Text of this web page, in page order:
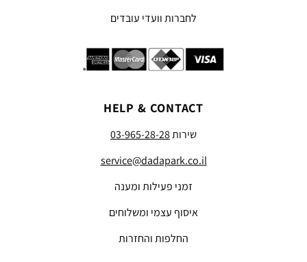
לחברות וועדי עובדים
HELP & CONTACT
שירות03-965-28-28
service@dadapark.co.il
זמני פעילות ומענה
איסוף עצמי ומשלוחים
החלפות והחזרות